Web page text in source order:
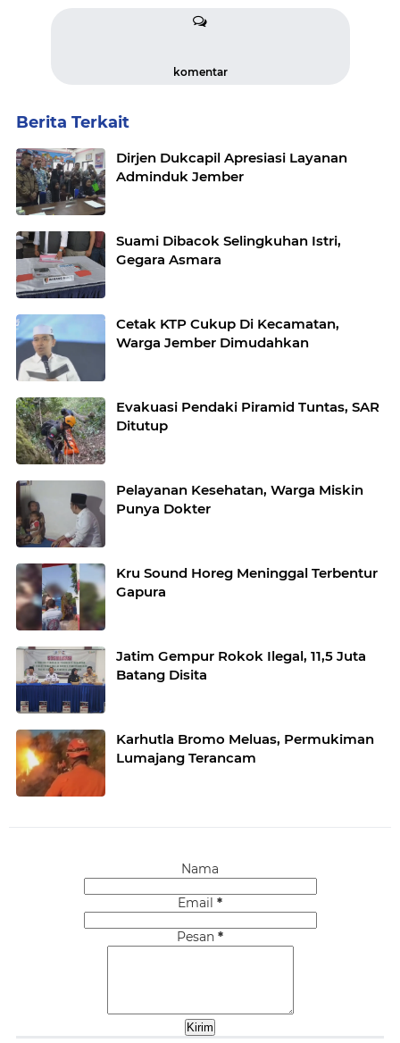
komentar
Berita Terkait
Dirjen Dukcapil Apresiasi Layanan
Adminduk Jember
Suami Dibacok Selingkuhan Istri,
Gegara Asmara
Cetak KTP Cukup Di Kecamatan,
Warga Jember Dimudahkan
Evakuasi Pendaki Piramid Tuntas, SAR
Ditutup
Pelayanan Kesehatan, Warga Miskin
Punya Dokter
Kru Sound Horeg Meninggal Terbentur
Gapura
Jatim Gempur Rokok Ilegal, 11,5 Juta
Batang Disita
Karhutla Bromo Meluas, Permukiman
Lumajang Terancam
Nama
Email *
Pesan *